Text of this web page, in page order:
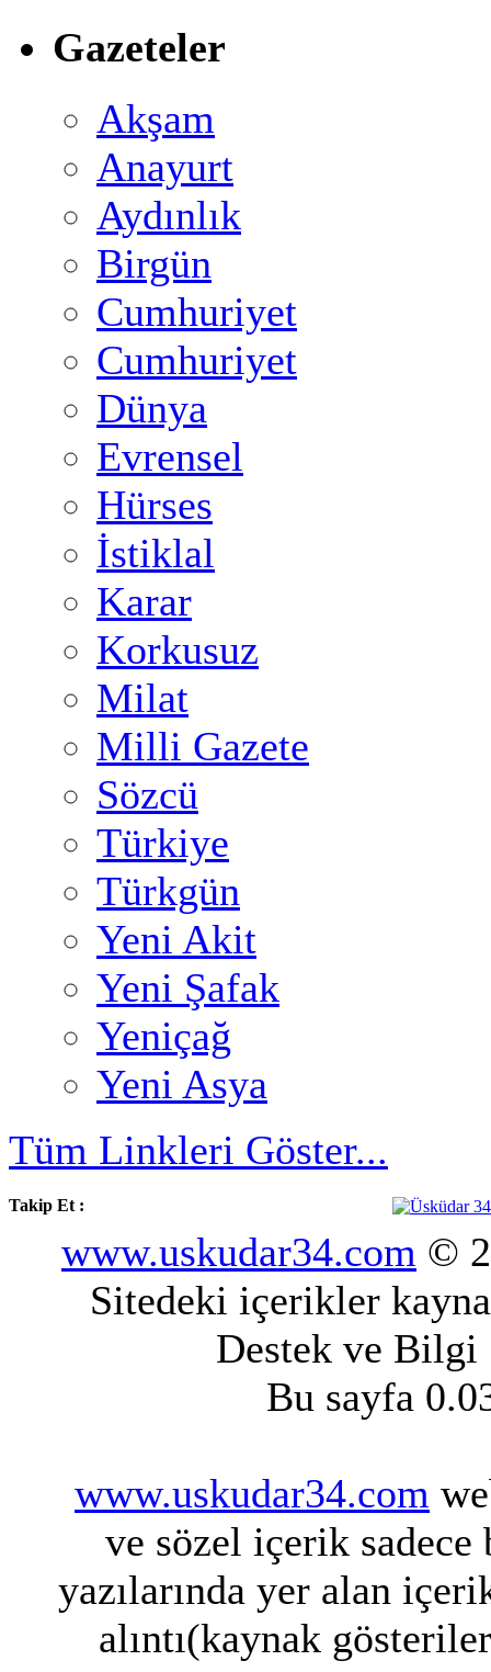
Gazeteler
Akşam
Anayurt
Aydınlık
Birgün
Cumhuriyet
Cumhuriyet
Dünya
Evrensel
Hürses
İstiklal
Karar
Korkusuz
Milat
Milli Gazete
Sözcü
Türkiye
Türkgün
Yeni Akit
Yeni Şafak
Yeniçağ
Yeni Asya
Tüm Linkleri Göster...
Takip Et :
www.uskudar34.com ©
Sitedeki içerikler
Destek ve
Bu sayfa
www.uskudar34.com
ve sözel içerik sadece
yazılarında yer alan
alıntı(kaynak